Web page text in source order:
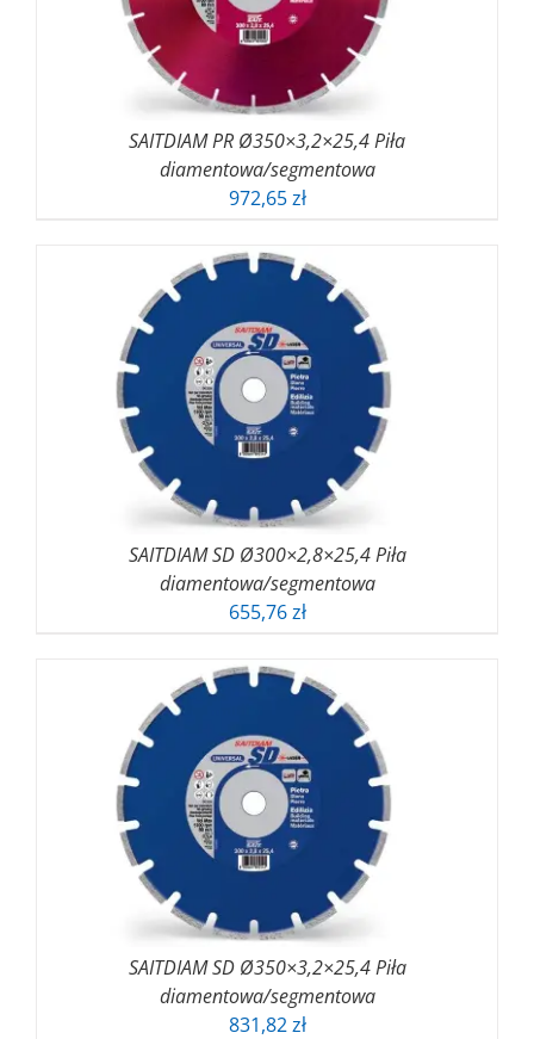
SAITDIAM PR Ø350×3,2×25,4 Piła
diamentowa/segmentowa
972,65zł
SAITDIAM SD Ø300×2,8×25,4 Piła
diamentowa/segmentowa
655,76zł
SAITDIAM SD Ø350×3,2×25,4 Piła
diamentowa/segmentowa
831,82zł